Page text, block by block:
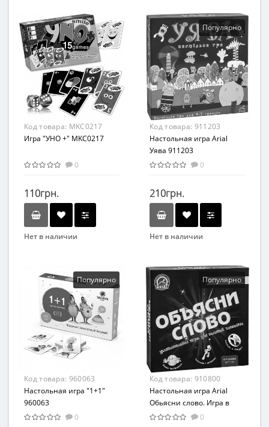
Возрастная группа
От 4 лет
Жанр
Развлекательные
Материал
Картон
Код товара: MKC0217
Игра "УНО +" MKC0217
0
110грн.
Нет в наличии
Интеллектуальные игры
Возраст
От 6-ти лет
Материал
Комбинированный
Популярно
Код товара: 911203
Настольная игра Arial
Уява 911203
0
210грн.
Нет в наличии
Вид
Развивающие
Возраст
От 8 лет
Материал
Картон
Популярно
Код товара: 960063
Настольная игра "1+1"
960063
0
Популярно
Код товара: 910800
Настольная игра Arial
Обьясни слово. Игра в
слова 9108000